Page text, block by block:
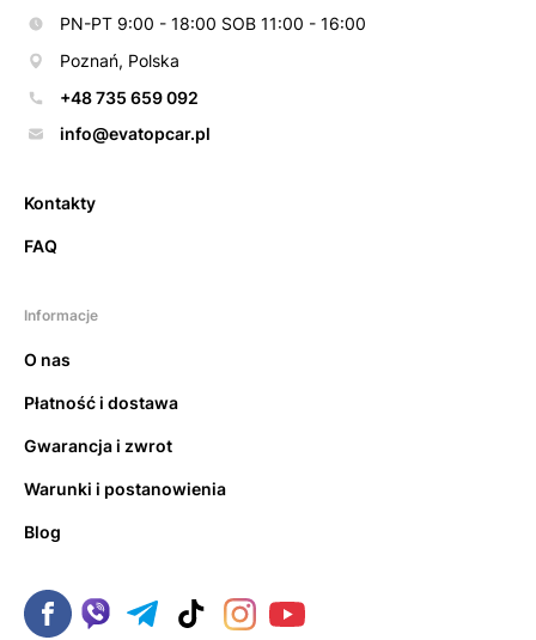
PN-PT 9:00 - 18:00 SOB 11:00 - 16:00
Poznań, Polska
+48 735 659 092
info@evatopcar.pl
Kontakty
FAQ
Informacje
O nas
Płatność i dostawa
Gwarancja i zwrot
Warunki i postanowienia
Blog